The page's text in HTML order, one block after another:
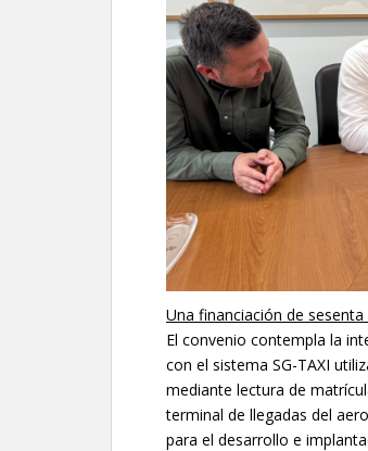
Una financiación de
El convenio contempla la
con el sistema SG-TAXI
mediante lectura de
terminal de llegadas del
para el desarrollo e